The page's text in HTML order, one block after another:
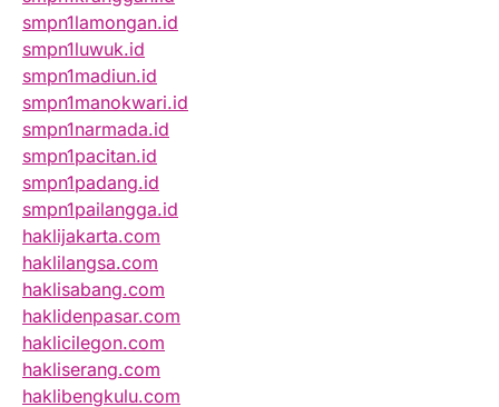
smpn1lamongan.id
smpn1luwuk.id
smpn1madiun.id
smpn1manokwari.id
smpn1narmada.id
smpn1pacitan.id
smpn1padang.id
smpn1pailangga.id
haklijakarta.com
haklilangsa.com
haklisabang.com
haklidenpasar.com
haklicilegon.com
hakliserang.com
haklibengkulu.com